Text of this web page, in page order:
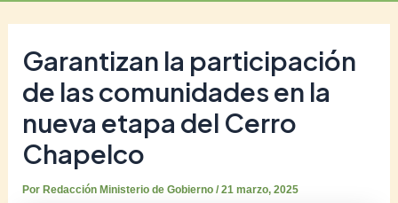
Garantizan la participación
de las comunidades en la
nueva etapa del Cerro
Chapelco
Por Redacción Ministerio de Gobierno/21 marzo, 2025